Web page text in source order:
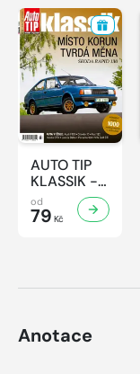
AUTO TIP
KLASSIK -
7/2026
od
79 Kč
Anotace